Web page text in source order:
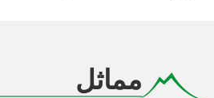
مماثل